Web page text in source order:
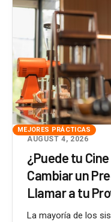
MEJORES PRÁCTICAS
AUGUST 4, 2026
¿Puede tu
Cambiar un
Llamar a tu
La mayoría de los